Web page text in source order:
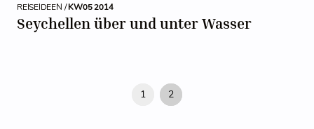
REISEIDEEN /KW05 2014
Seychellen über und unter Wasser
1 2